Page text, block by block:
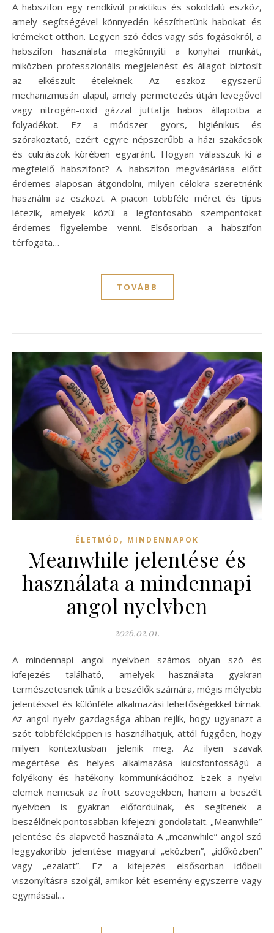
A habszifon egy rendkívül praktikus és sokoldalú eszköz,
amely segítségével könnyedén készíthetünk habokat és
krémeket otthon. Legyen szó édes vagy sós fogásokról, a
habszifon használata megkönnyíti a konyhai munkát,
miközben professzionális megjelenést és állagot biztosít
az elkészült ételeknek. Az eszköz egyszerű
mechanizmusán alapul, amely permetezés útján levegővel
vagy nitrogén-oxid gázzal juttatja habos állapotba a
folyadékot. Ez a módszer gyors, higiénikus és
szórakoztató, ezért egyre népszerűbb a házi szakácsok
és cukrászok körében egyaránt. Hogyan válasszuk ki a
megfelelő habszifont? A habszifon megvásárlása előtt
érdemes alaposan átgondolni, milyen célokra szeretnénk
használni az eszközt. A piacon többféle méret és típus
létezik, amelyek közül a legfontosabb szempontokat
érdemes figyelembe venni. Elsősorban a habszifon
térfogata…
TOVÁBB
ÉLETMÓD , MINDENNAPOK
Meanwhile jelentése és
használata a mindennapi
angol nyelvben
2026.02.01.
A mindennapi angol nyelvben számos olyan szó és
kifejezés található, amelyek használata gyakran
természetesnek tűnik a beszélők számára, mégis mélyebb
jelentéssel és különféle alkalmazási lehetőségekkel bírnak.
Az angol nyelv gazdagsága abban rejlik, hogy ugyanazt a
szót többféleképpen is használhatjuk, attól függően, hogy
milyen kontextusban jelenik meg. Az ilyen szavak
megértése és helyes alkalmazása kulcsfontosságú a
folyékony és hatékony kommunikációhoz. Ezek a nyelvi
elemek nemcsak az írott szövegekben, hanem a beszélt
nyelvben is gyakran előfordulnak, és segítenek a
beszélőnek pontosabban kifejezni gondolatait. „Meanwhile”
jelentése és alapvető használata A „meanwhile” angol szó
leggyakoribb jelentése magyarul „eközben”, „időközben”
vagy „ezalatt”. Ez a kifejezés elsősorban időbeli
viszonyításra szolgál, amikor két esemény egyszerre vagy
egymással…